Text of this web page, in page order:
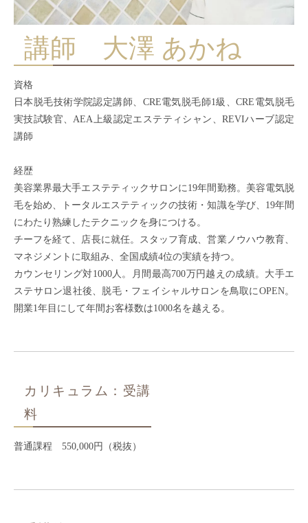
講師 大澤 あかね
資格
日本脱毛技術学院認定講師、CRE電気脱毛師1級、CRE電気脱毛
実技試験官、AEA上級認定エステティシャン、REVIハーブ認定
講師
経歴
美容業界最大手エステティックサロンに19年間勤務。美容電気脱
毛を始め、トータルエステティックの技術・知識を学び、19年間
にわたり熟練したテクニックを身につける。
チーフを経て、店長に就任。スタッフ育成、営業ノウハウ教育、
マネジメントに取組み、全国成績4位の実績を持つ。
カウンセリング対1000人。月間最高700万円越えの成績。大手エ
ステサロン退社後、脱毛・フェイシャルサロンを鳥取にOPEN。
開業1年目にして年間お客様数は1000名を越える。
カリキュラム：受講
料
普通課程 550,000円（税抜）